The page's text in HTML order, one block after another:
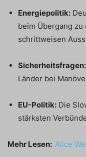
Energiepolitik:
beim Übergang
schrittweisen
Sicherheitsfragen:
Länder bei
EU-Politik: Die
stärksten
Mehr Lesen: Alice